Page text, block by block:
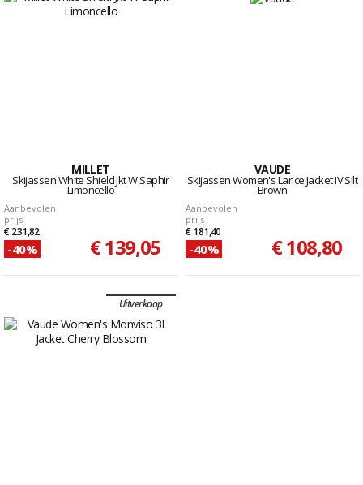
MILLET
Skijassen White Shield Jkt W Saphir
Limoncello
Aanbevolen
prijs
€ 231,82
-40% € 139,05
VAUDE
Skijassen Women's Larice Jacket IV Silt
Brown
Aanbevolen
prijs
€ 181,40
-40% € 108,80
Uitverkoop